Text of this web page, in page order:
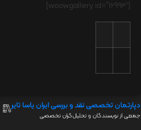
[woowgallery id=”16994″]
دپارتمان تخصصی نقد و بررسی ایران یاسا تایر
جمعی از نویسندگان و تحلیل‌گران تخصصی